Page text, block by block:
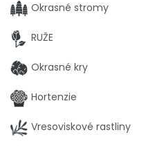
Okrasné stromy
RUŽE
Okrasné kry
Hortenzie
Vresoviskové rastliny